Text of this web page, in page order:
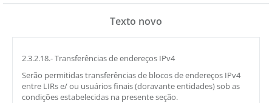
Texto novo
2.3.2.18.- Transferências de endereços IPv4
Serão permitidas transferências de blocos de endereços IPv4
entre LIRs e/ ou usuários finais (doravante entidades) sob as
condições estabelecidas na presente seção.